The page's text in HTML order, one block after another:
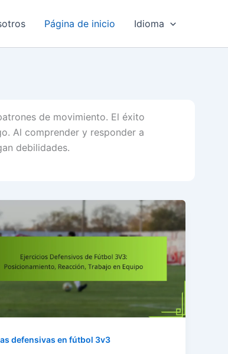
Página de inicio Idioma
de movimiento. El éxito
Al comprender y responder a
debilidades.
defensivas en fútbol 3v3